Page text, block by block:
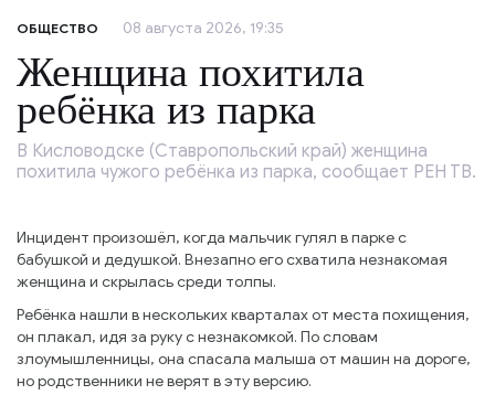
ОБЩЕСТВО 08 августа 2026, 19:35
Женщина похитила
ребёнка из парка
В Кисловодске (Ставропольский край) женщина
похитила чужого ребёнка из парка, сообщает РЕН ТВ.
Инцидент произошёл, когда мальчик гулял в парке с
бабушкой и дедушкой. Внезапно его схватила незнакомая
женщина и скрылась среди толпы.
Ребёнка нашли в нескольких кварталах от места похищения,
он плакал, идя за руку с незнакомкой. По словам
злоумышленницы, она спасала малыша от машин на дороге,
но родственники не верят в эту версию.